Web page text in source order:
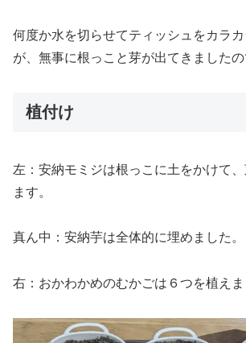
何度か水を切らせてティッシュをカラ
が、無事に根っこと芽が出てきましたの
植付け
左：安納モミジは根っこに土をかけて
ます。
真ん中：安納芋は全体的に埋めました。
右：おかわかめのむかごは６つを植えま